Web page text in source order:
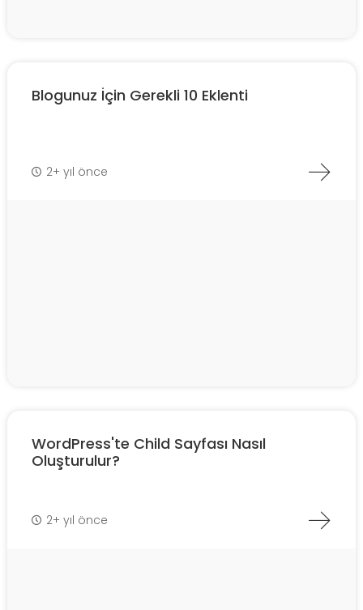
Blogunuz İçin Gerekli 10 Eklenti
2+ yıl önce
WordPress'te Child Sayfası Nasıl
Oluşturulur?
2+ yıl önce